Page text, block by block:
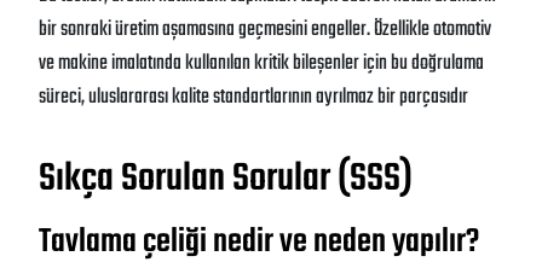
bir sonraki üretim aşamasına geçmesini engeller. Özellikle otomotiv
ve makine imalatında kullanılan kritik bileşenler için bu doğrulama
süreci, uluslararası kalite standartlarının ayrılmaz bir parçasıdır
Sıkça Sorulan Sorular (SSS)
Tavlama çeliği nedir ve neden yapılır?